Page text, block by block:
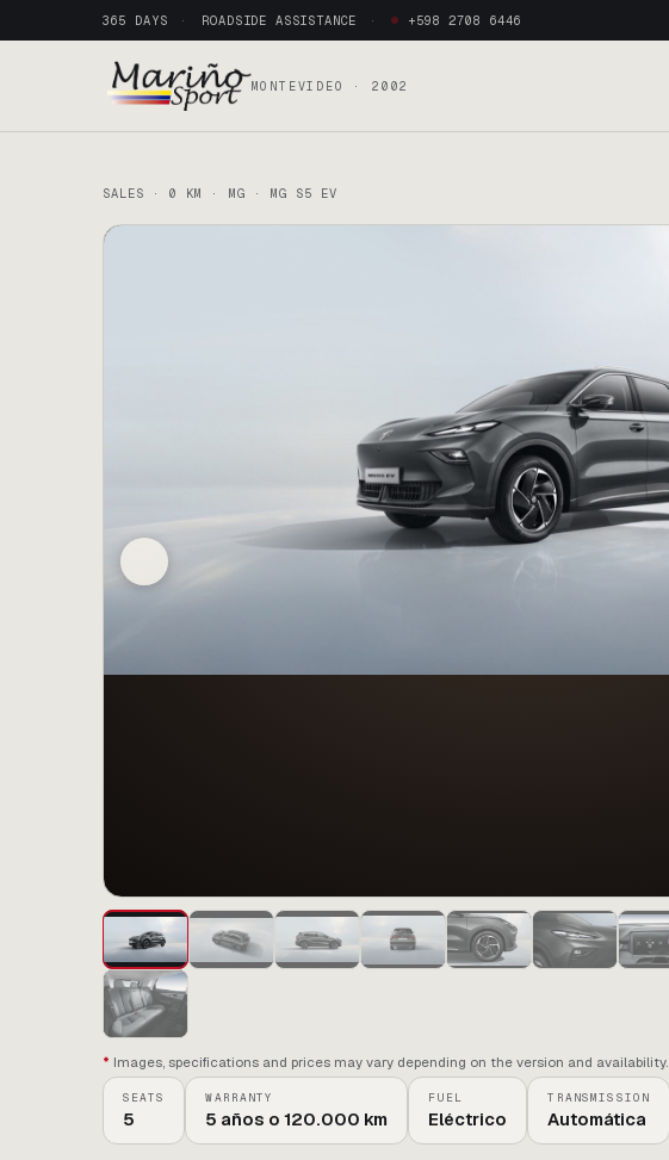
365 DAYS ROADSIDE ASSISTANCE +598 2708 6446
MONTEVIDEO · 2002
SALES · 0 KM · MG · MG S5 EV
Images, specifications and prices may vary depending on the version and availability.
SEATS
5
WARRANTY
5 años o 120.000 km
FUEL
Eléctrico
TRANSMISSION
Automática